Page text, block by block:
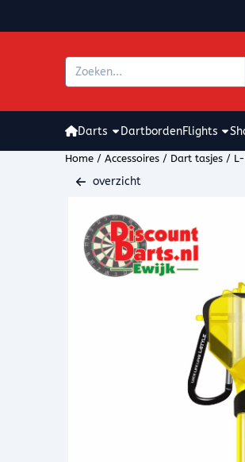
Zoeken
Darts DartbordenFlights
Home / Accessoires / Dart tasjes /
overzicht